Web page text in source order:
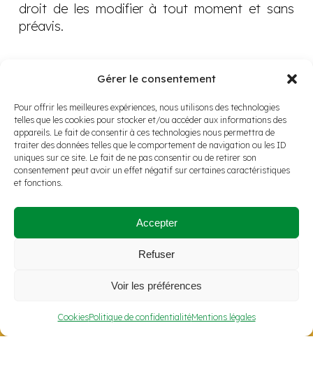
Gérer le consentement
Pour offrir les meilleures expériences, nous utilisons des technologies
telles que les cookies pour stocker et/ou accéder aux informations des
appareils. Le fait de consentir à ces technologies nous permettra de
traiter des données telles que le comportement de navigation ou les ID
uniques sur ce site. Le fait de ne pas consentir ou de retirer son
consentement peut avoir un effet négatif sur certaines caractéristiques
et fonctions.
Accepter
Refuser
Voir les préférences
CookiesPolitique de confidentialitéMentions légales
droit de les modifier à tout moment et sans
préavis.
Votre projet solaire clé en main